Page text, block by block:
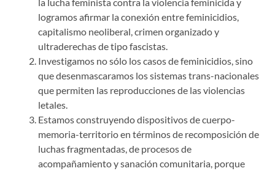
logramos afirmar la conexión entre feminicidios,
capitalismo neoliberal, crimen organizado y
ultraderechas de tipo fascistas.
Investigamos no sólo los casos de feminicidios, sino
que desenmascaramos los sistemas trans-nacionales
que permiten las reproducciones de las violencias
letales.
Estamos construyendo dispositivos de cuerpo-
memoria-territorio en términos de recomposición de
luchas fragmentadas, de procesos de
acompañamiento y sanación comunitaria, porque